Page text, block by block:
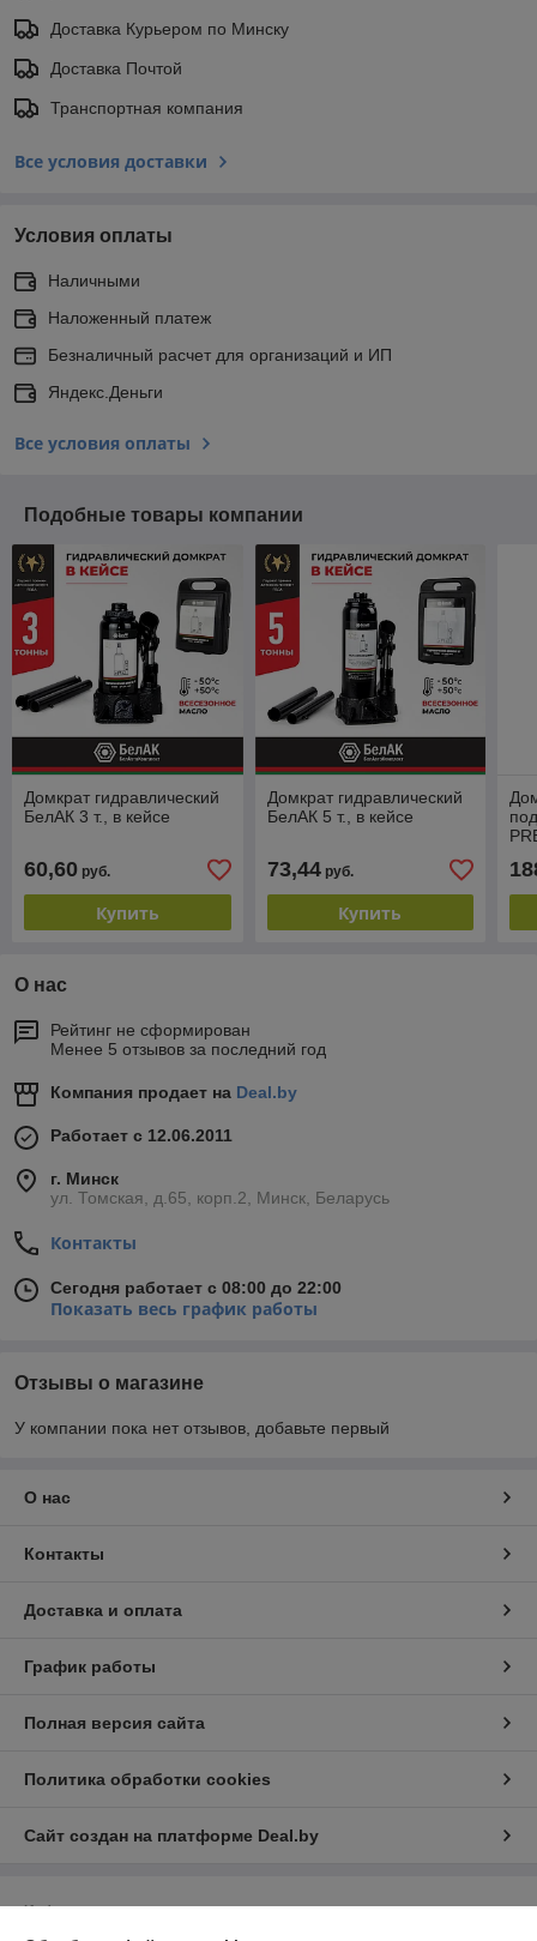
Доставка Курьером по Минску
Доставка Почтой
Транспортная компания
Все условия доставки
Условия оплаты
Наличными
Наложенный платеж
Безналичный расчет для организаций и ИП
Яндекс.Деньги
Все условия оплаты
Подобные товары компании
Домкрат гидравлический
БелАК 3 т., в кейсе
60,60 руб.
Купить
Домкрат гидравлический
БелАК 5 т., в кейсе
73,44руб.
Купить
О нас
Рейтинг не сформирован
Менее 5 отзывов за последний год
Компания продает на Deal.by
Работает с 12.06.2011
г. Минск
ул. Томская, д.65, корп.2, Минск, Беларусь
Контакты
Сегодня работает с 08:00 до 22:00
Показать весь график работы
Отзывы о магазине
У компании пока нет отзывов, добавьте первый
О нас
Контакты
Доставка и оплата
График работы
Полная версия сайта
Политика обработки cookies
Сайт создан на платформе Deal.by
Информация для покупателя